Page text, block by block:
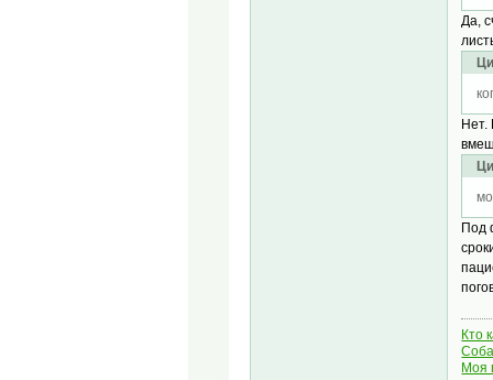
Да,
Нет.
Под
Кто
Моя